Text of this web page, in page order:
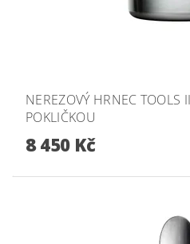
NEREZOVÝ HRNEC TOOLS
POKLIČKOU
8 450 Kč